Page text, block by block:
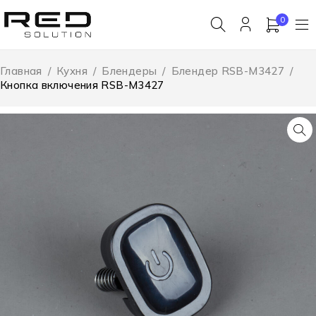
0
Главная / Кухня / Блендеры / Блендер RSB-M3427 /
Кнопка включения RSB-M3427